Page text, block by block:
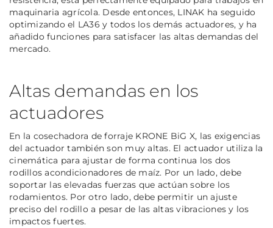
maquinaria agrícola. Desde entonces, LINAK ha seguido
optimizando el LA36 y todos los demás actuadores, y ha
añadido funciones para satisfacer las altas demandas del
mercado.
Altas demandas en los
actuadores
En la cosechadora de forraje KRONE BiG X, las exigencias
del actuador también son muy altas. El actuador utiliza la
cinemática para ajustar de forma continua los dos
rodillos acondicionadores de maíz. Por un lado, debe
soportar las elevadas fuerzas que actúan sobre los
rodamientos. Por otro lado, debe permitir un ajuste
preciso del rodillo a pesar de las altas vibraciones y los
impactos fuertes.